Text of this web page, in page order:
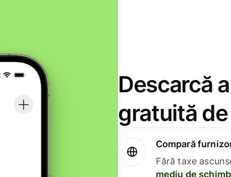
Descarcă
gratuită
Compară
Fără taxe
mediu de